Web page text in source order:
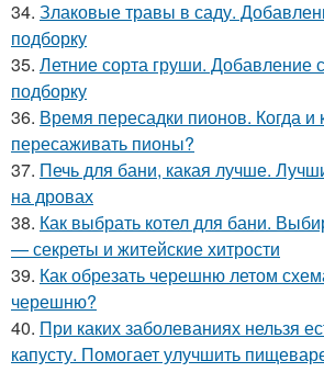
34. Злаковые травы в саду.
подборку
35. Летние сорта груши. Добавление
подборку
36. Время пересадки пионов. Когда и
пересаживать пионы?
37. Печь для бани, какая лучше.
на дровах
38. Как выбрать котел для бани.
— секреты и житейские хитрости
39. Как обрезать черешню летом
черешню?
40. При каких заболеваниях нельзя
капусту. Помогает улучшить